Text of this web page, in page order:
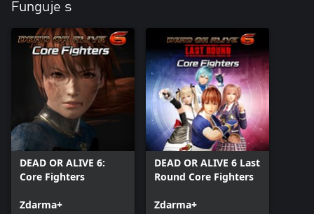
Funguje s
DEAD OR ALIVE 6:
Core Fighters
Zdarma+
DEAD OR ALIVE 6 Last
Round Core Fighters
Zdarma+